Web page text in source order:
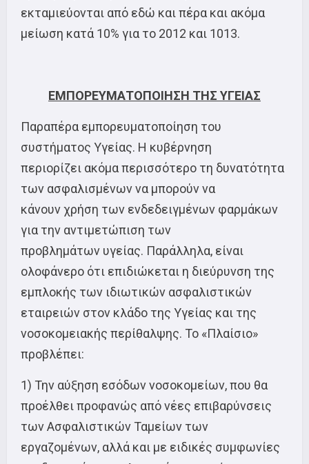
εκταμιεύονται από εδώ και πέρα και ακόμα
μείωση κατά 10% για το 2012 και 1013.
ΕΜΠΟΡΕΥΜΑΤΟΠΟΙΗΣΗ ΤΗΣ ΥΓΕΙΑΣ
Παραπέρα εμπορευματοποίηση του
συστήματος Υγείας. Η κυβέρνηση
περιορίζει ακόμα περισσότερο τη δυνατότητα
των ασφαλισμένων να μπορούν να
κάνουν χρήση των ενδεδειγμένων φαρμάκων
για την αντιμετώπιση των
προβλημάτων υγείας. Παράλληλα, είναι
ολοφάνερο ότι επιδιώκεται η διεύρυνση της
εμπλοκής των ιδιωτικών ασφαλιστικών
εταιρειών στον κλάδο της Υγείας και της
νοσοκομειακής περίθαλψης. Το «Πλαίσιο»
προβλέπει:
1) Την αύξηση εσόδων νοσοκομείων, που θα
προέλθει προφανώς από νέες επιβαρύνσεις
των Ασφαλιστικών Ταμείων των
εργαζομένων, αλλά και με ειδικές συμφωνίες